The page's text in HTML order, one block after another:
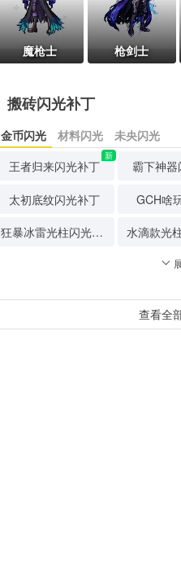
魔枪士 枪剑士
搬砖闪光补丁
金币闪光 材料闪光
未央闪光
王者归来闪光补丁
新
霸下神
太初底纹闪光补丁 GCH啥
狂暴冰雷光柱闪光补丁 水滴款光
查看全